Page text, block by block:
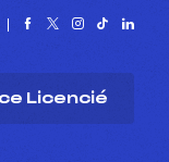
Licencié